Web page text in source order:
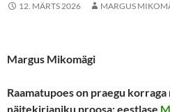
12. MÄRTS 2026 MARGUS
Margus Mikomägi
Raamatupoes on praegu
näitekirjaniku proosa: eestlase